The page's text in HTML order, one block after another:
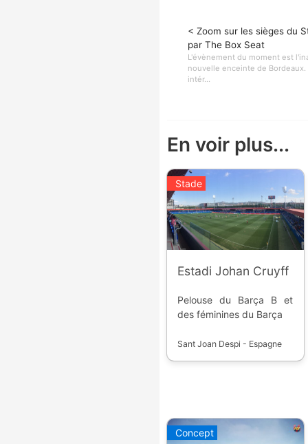
< Zoom sur les sièges du
par The Box Seat
L'évènement du moment est
nouvelle enceinte de
intér...
En voir plus...
Stade
Estadi Johan Cruyff
Pelouse du Barça B et
des féminines du Barça
Sant Joan Despi - Espagne
Concept